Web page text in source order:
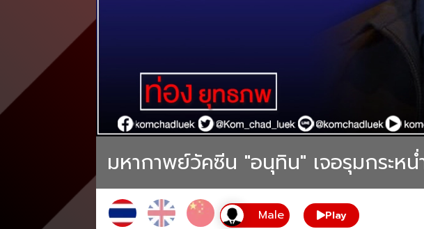
มหากาพย์วัคซีน "อนุทิน" เจอรุมกระห
Play